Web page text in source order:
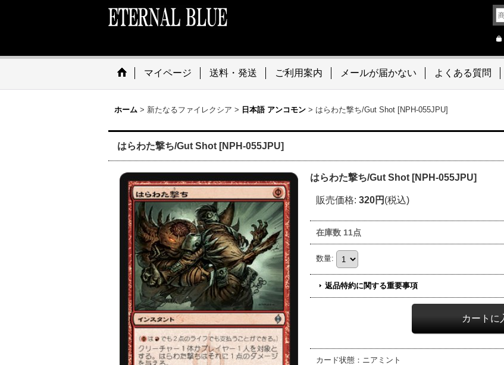
マイページ 送料・発送 ご利用案内 メールが届かない よくある質問
ホーム > 新たなるファイレクシア > 日本語 アンコモン > はらわた撃ち/Gut Shot [NPH-055JPU]
はらわた撃ち/Gut Shot [NPH-055JPU]
はらわた撃ち/Gut Shot [NPH-055JPU]
販売価格: 320円 (税込)
在庫数 11点
数量:
返品特約に関する重要事項
カード状態：ニアミント